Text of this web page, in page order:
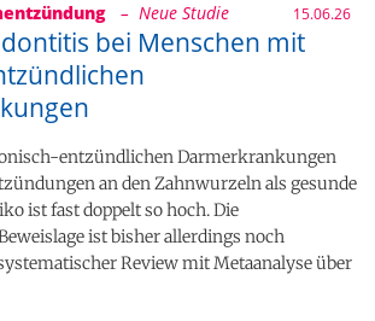
– Neue Studie 15.06.26
bei Menschen mit
entzündlichen Darmerkrankungen
an den Zahnwurzeln als gesunde
ist fast doppelt so hoch. Die
ist bisher allerdings noch
Review mit Metaanalyse über